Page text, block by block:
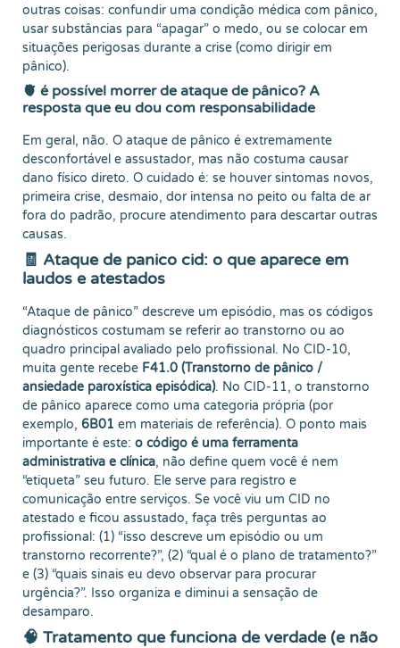
outras coisas: confundir uma condição médica com pânico,
usar substâncias para “apagar” o medo, ou se colocar em
situações perigosas durante a crise (como dirigir em
pânico).
🫀 é possível morrer de ataque de pânico? A
resposta que eu dou com responsabilidade
Em geral, não. O ataque de pânico é extremamente
desconfortável e assustador, mas não costuma causar
dano físico direto. O cuidado é: se houver sintomas novos,
primeira crise, desmaio, dor intensa no peito ou falta de ar
fora do padrão, procure atendimento para descartar outras
causas.
🧾 Ataque de panico cid: o que aparece em
laudos e atestados
“Ataque de pânico” descreve um episódio, mas os códigos
diagnósticos costumam se referir ao transtorno ou ao
quadro principal avaliado pelo profissional. No CID-10,
muita gente recebe F41.0 (Transtorno de pânico /
ansiedade paroxística episódica). No CID-11, o transtorno
de pânico aparece como uma categoria própria (por
exemplo, 6B01 em materiais de referência). O ponto mais
importante é este: o código é uma ferramenta
administrativa e clínica, não define quem você é nem
“etiqueta” seu futuro. Ele serve para registro e
comunicação entre serviços. Se você viu um CID no
atestado e ficou assustado, faça três perguntas ao
profissional: (1) “isso descreve um episódio ou um
transtorno recorrente?”, (2) “qual é o plano de tratamento?”
e (3) “quais sinais eu devo observar para procurar
urgência?”. Isso organiza e diminui a sensação de
desamparo.
🧠 Tratamento que funciona de verdade (e não